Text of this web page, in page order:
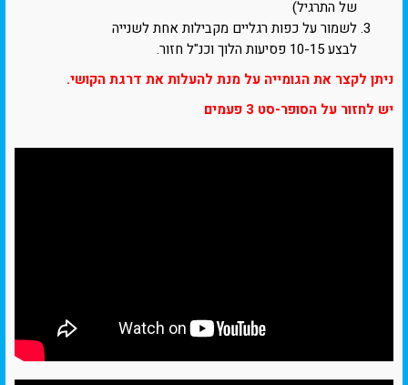
של התרגיל)
לשמור על כפות רגליים מקבילות אחת לשנייה
לבצע 10-15 פסיעות הלוך וכנ"ל חזור.
ניתן לקצר את הגומייה על מנת להעלות את דרגת הקושי.
יש לחזור על הסופר-סט 3 פעמים